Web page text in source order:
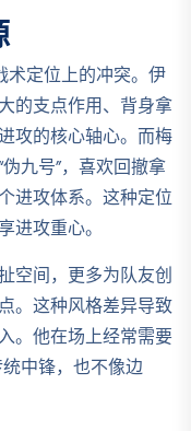
术定位上的冲突。伊
的支点作用、背身拿
攻的核心轴心。而梅
九号”，喜欢回撤拿
进攻体系。这种定位
进攻重心。
空间，更多为队友创
。这种风格差异导致
。他在场上经常需要
中锋，也不像边